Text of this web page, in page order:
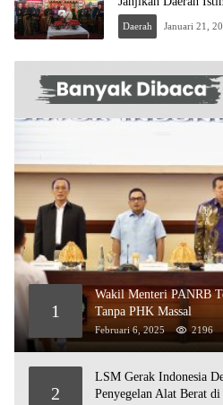
Daerah Januari 21,
1
Wakil Menteri PANRB
Tanpa PHK Massal
Februari 6, 2025 2196
2
LSM Gerak Indonesia
Penyegelan Alat Berat